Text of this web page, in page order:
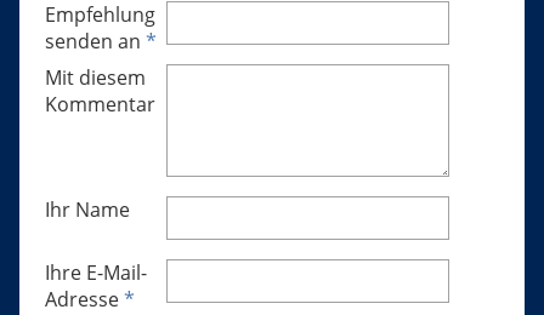
Empfehlung
senden an *
Mit diesem
Kommentar
Ihr Name
Ihre E-Mail-
Adresse*